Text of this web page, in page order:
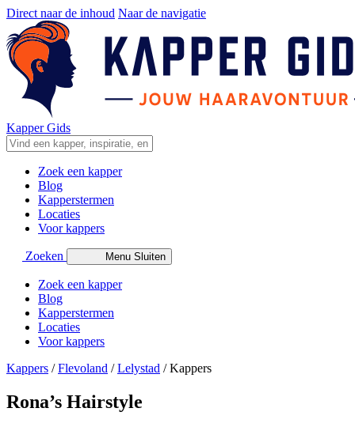
Direct naar de inhoud Naar de navigatie
Kapper Gids
Zoek een kapper
Blog
Kapperstermen
Locaties
Voor kappers
Zoeken Menu Sluiten
Zoek een kapper
Blog
Kapperstermen
Locaties
Voor kappers
Kappers /Flevoland /Lelystad /Kappers
Rona’s Hairstyle